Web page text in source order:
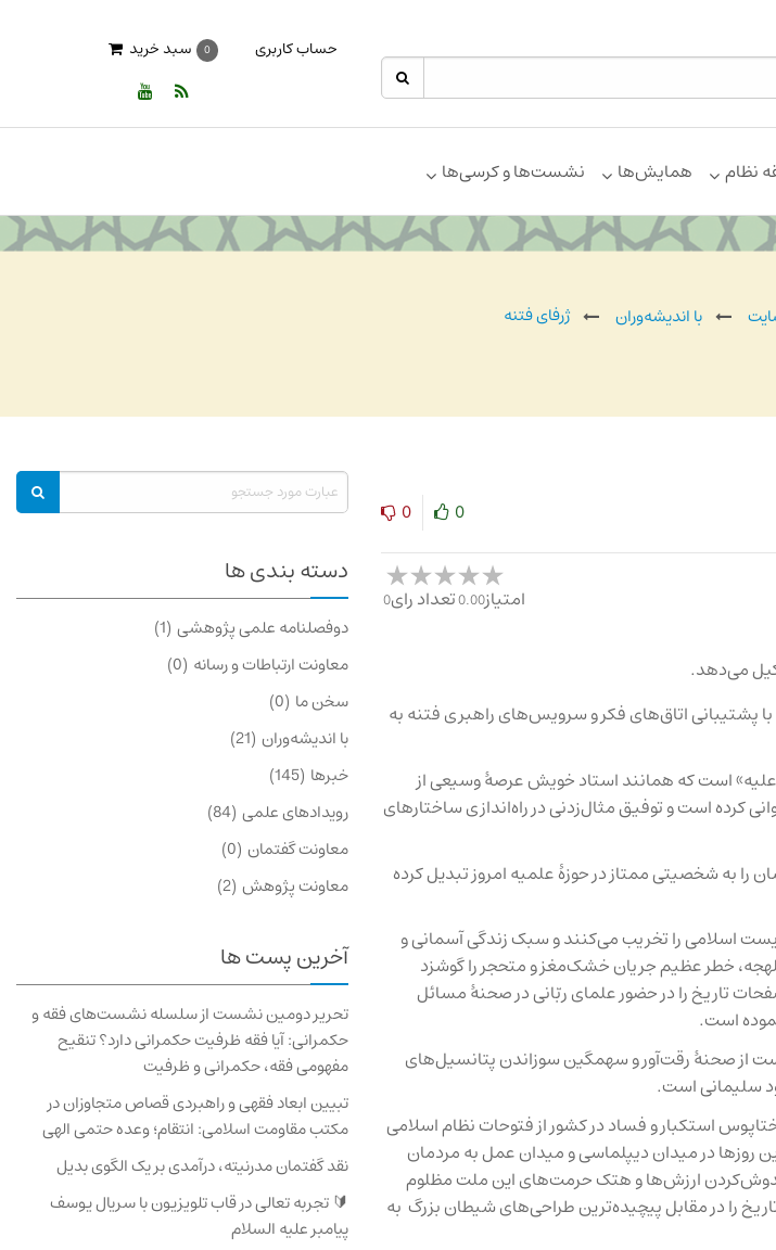
حساب کاربری 0 سبد خرید
نظام همایش‌ها نشست‌ها و کرسی‌ها
با اندیشه‌وران ژرفای فتنه
0 0
امتیاز0.00تعداد رای0
می‌دهد.
پشتیبانی اتاق‌های فکر و سرویس‌های راهبری فتنه به
علیه» است که همانند استاد خویش عرصهٔ وسیعی از
کرده است و توفیق مثال‌زدنی در راه‌اندازی ساختارهای
به شخصیتی ممتاز در حوزهٔ علمیه امروز تبدیل کرده
اسلامی را تخریب می‌کنند و سبک زندگی آسمانی و
لهجه، خطر عظیم جریان خشک‌مغز و متحجر را گوشزد
تاریخ را در حضور علمای ربّانی در صحنهٔ مسائل
است.
از صحنهٔ رقت‌آور و سهمگین سوزاندن پتانسیل‌های
سلیمانی است.
استکبار و فساد در کشور از فتوحات نظام اسلامی
روزها در میدان دیپلماسی و میدان عمل به مردمان
ارزش‌ها و هتک حرمت‌های این ملت مظلوم
را در مقابل پیچیده‌ترین طراحی‌های شیطان بزرگ به
دسته بندی ها
دوفصلنامه علمی پژوهشی 1
معاونت ارتباطات و رسانه 0
سخن ما 0
با اندیشه‌وران 21
خبرها 145
رویدادهای علمی 84
معاونت گفتمان 0
معاونت پژوهش 2
آخرین پست ها
تحریر دومین نشست از سلسله نشست‌های فقه و
حکمرانی: آیا فقه ظرفیت حکمرانی دارد؟ تنقیح
مفهومی فقه، حکمرانی و ظرفیت
تبیین ابعاد فقهی و راهبردی قصاص متجاوزان در
مکتب مقاومت اسلامی: انتقام؛ وعده حتمی الهی
نقد گفتمان مدرنیته، درآمدی بر یک الگوی بدیل
🔰 تجربه تعالی در قاب تلویزیون با سریال یوسف
پیامبر علیه السلام